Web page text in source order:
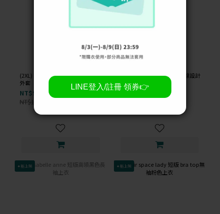
(2XL) rue xi 毛毛連帽兔耳朵白色
外套
NT$99
NT$1,000
(M) the madre 西裝撞色車線設計
灰色外套
NT$99
✦新上架 ✦新上架